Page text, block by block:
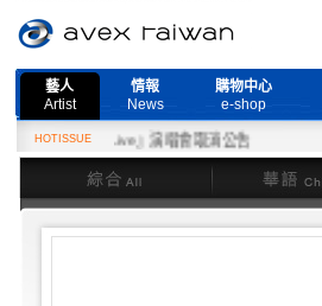
藝人
Artist
情報
News
購物中心
e-shop
HOTISSUE
Live』演唱會取消公告
綜合
華語